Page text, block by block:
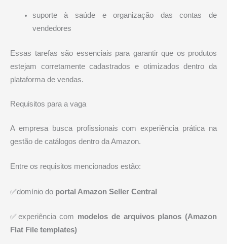
suporte à saúde e organização das contas de
vendedores
Essas tarefas são essenciais para garantir que os produtos
estejam corretamente cadastrados e otimizados dentro da
plataforma de vendas.
Requisitos para a vaga
A empresa busca profissionais com experiência prática na
gestão de catálogos dentro da Amazon.
Entre os requisitos mencionados estão:
✅domínio do portal Amazon Seller Central
✅experiência com modelos de arquivos planos (Amazon
Flat File templates)